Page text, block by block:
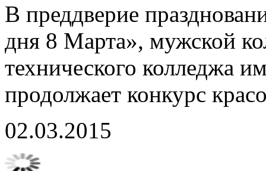
В преддверие
дня 8 Марта», мужской
технического колледжа
продолжает конкурс
02.03.2015